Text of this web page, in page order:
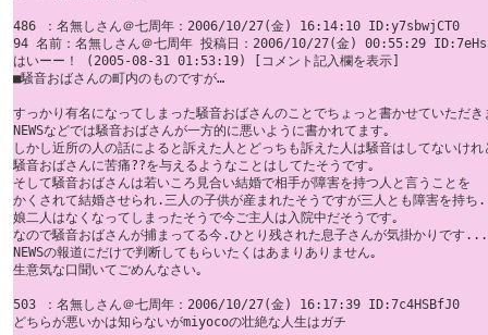
486 ：名無しさん＠七周年：2006/10/27(金) 16:14:10 ID:y7sbwjCT0
94 名前：名無しさん＠七周年 投稿日：2006/10/27(金) 00:55:29
はいーー！ (2005-08-31 01:53:19) [コメント記入欄を表示]
■騒音おばさんの町内のものですが…
すっかり有名になってしまった騒音おばさんのことでちょっと書かせていただ
NEWSなどでは騒音おばさんが一方的に悪いように書かれてます｡
しかし近所の人の話によると訴えた人とどっちも訴えた人は騒音はしてないけ
騒音おばさんに苦痛??を与えるようなことはしてたそうです｡
そして騒音おばさんは若いころ見合い結婚で相手が障害を持つ人と言うことを
かくされて結婚させられ.三人の子供が産まれたそうですが三人とも障害を持
娘二人はなくなってしまったそうで今ご主人は入院中だそうです｡
なので騒音おばさんが捕まってる今.ひとり残された息子さんが気掛かりです
NEWSの報道にだけで判断してもらいたくはあまりありません｡
生意気な口聞いてごめんなさい｡
503 ：名無しさん＠七周年：2006/10/27(金) 16:17:39 ID:7c4HSBfJ0
どちらが悪いかは知らないがmiyocoの壮絶な人生はガチ